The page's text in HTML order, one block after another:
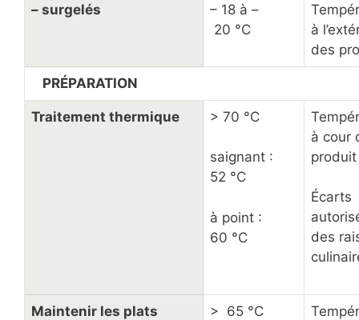
– surgelés
– 18 à –
20 °C
à
des
PRÉPARATION
Traitement thermique > 70 °C
saignant :
52 °C
à point :
60 °C
à cour
produit
Écarts
des
Maintenir les plats
> 65 °C